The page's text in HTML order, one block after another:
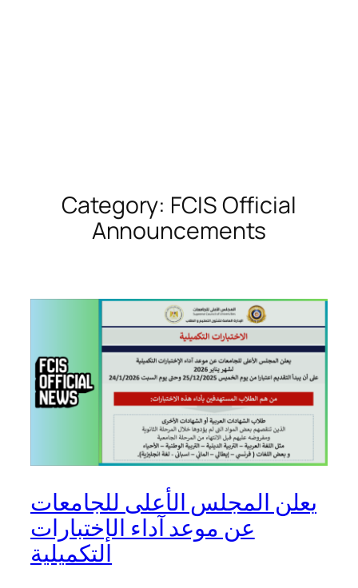
Category: FCIS Official
Announcements
يعلن المجلس الأعلى للجامعات
عن موعد آداء الإختبارات
التكميلية